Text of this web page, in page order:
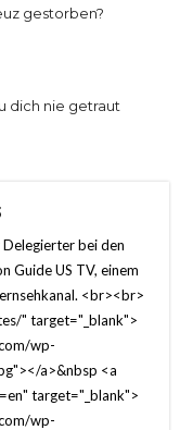
gestorben?
dich nie getraut
bei den
Guide US TV, einem
<br><br>
" target="_blank">
wp-
a>&nbsp <a
target="_blank">
wp-